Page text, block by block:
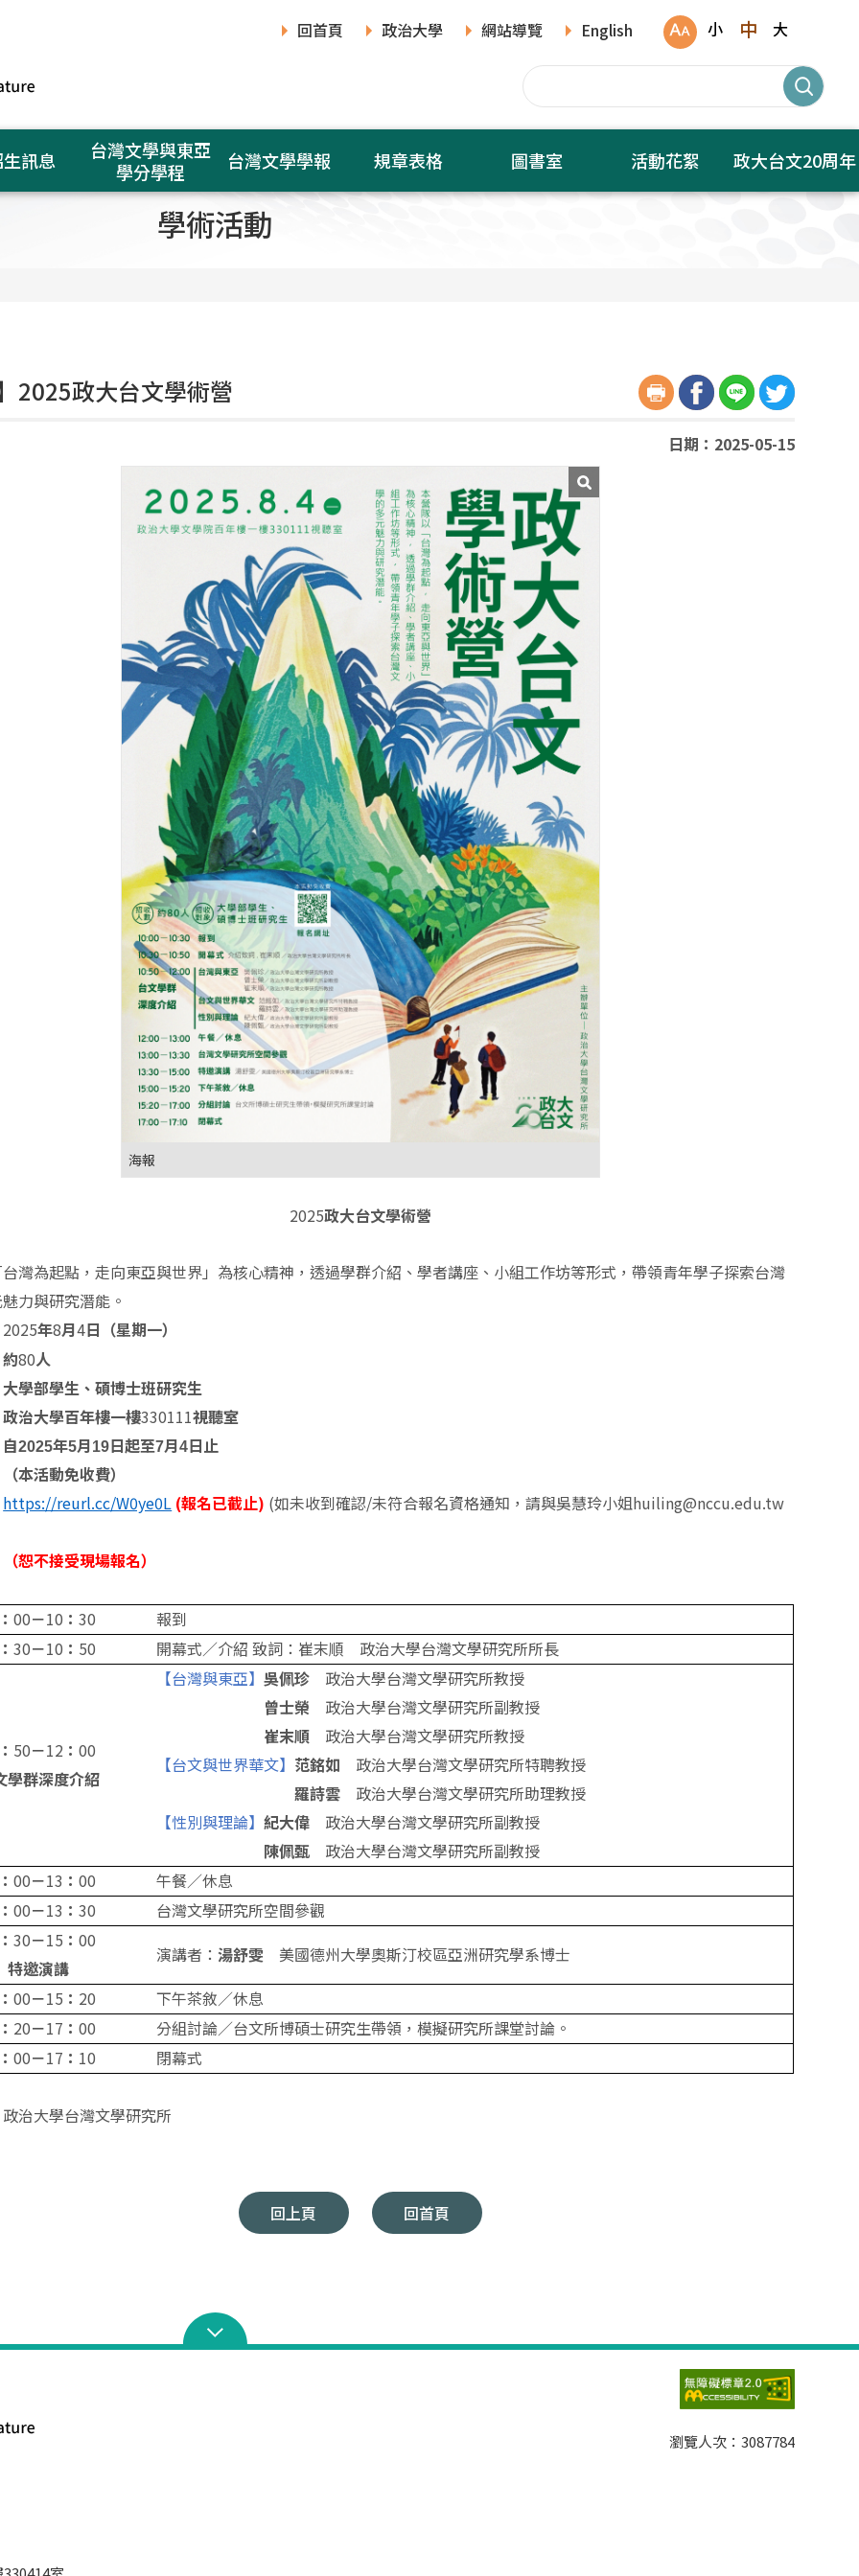
回首頁 政治大學 網站導覽 English 小 中 大
訊息
台灣文學與東亞
學分學程
台灣文學學報 規章表格 圖書室 活動花絮 政大台文20周年
學術活動
2025政大台文學術營
日期：2025-05-15
海報
2025政大台文學術營
灣為起點，走向東亞與世界」為核心精神，透過學群介紹、學者講座、小組工作坊等形式，帶領青年學子探索台灣
力與研究潛能。
2025年8月4 日
（星期一）
約80人
學部學生、碩博士班研究生
治大學百年樓一樓330111視聽室
2025年5月19日起至7月4日止
免收費）
https://reurl.cc/W0ye0L (報名已截止) (如未收到確認/未符合報名資格通知，請與吳慧玲小姐huiling@nccu.edu.tw
（恕不接受現場報名）
00－10 ：30 報到
30－10 ： 50 開幕式／介紹 致詞：崔末順 政治大學台灣文學研究所所長
50－12 ：00
學群深度介紹
【台灣與東亞】吳佩珍 政治大學台灣文學研究所教授
曾士榮 政治大學台灣文學研究所副教授
崔末順
政治大學台灣文學研究所教授
【台文與世界華文】
范銘如 政治大學台灣文學研究所特聘教授
羅詩雲
政治大學台灣文學研究所助理教授
【性別與理論】紀大偉 政治大學台灣文學研究所副教授
陳佩甄 政治大學台灣文學研究所副教授
00－13 ：00 午餐／休息
00－13 ：30 台灣文學研究所空間參觀
30－15 ：00
特邀演講
演講者：湯舒雯 美國德州大學奧斯汀校區亞洲研究學系博士
00－15 ： 20 下午茶敘／休息
20－17 ：00 分組討論／台文所博碩士研究生帶領，模擬研究所課堂討論。
00－17 ： 10 閉幕式
治大學台灣文學研究所
回上頁 回首頁
瀏覽人次： 3087784